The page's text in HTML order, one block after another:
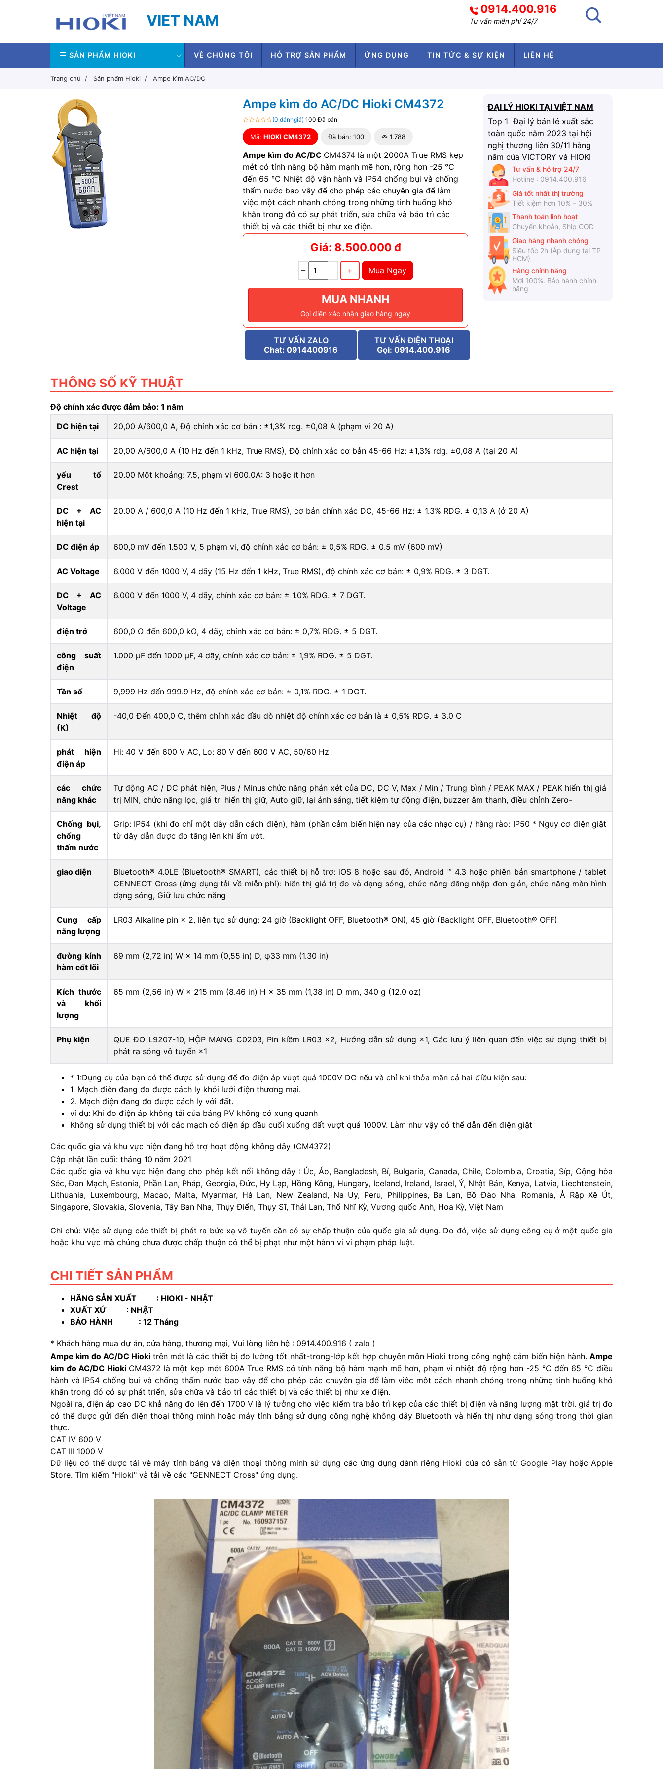
VIET NAM
0914.400.916
Tư vấn miễn phí 24/7
SẢN PHẨM HIOKI VỀ CHÚNG TÔI HỖ TRỢ SẢN PHẨM ỨNG DỤNG TIN TỨC & SỰ KIỆN LIÊN HỆ
Trang chủ Sản phẩm Hioki Ampe kìm AC/DC
Ampe kìm đo AC/DC Hioki CM4372
(0 đánhgiá) 100 Đã bán
Mã: HIOKI CM4372 Đã bán: 100 1.788
Ampe kìm đo AC/DC CM4374 là một 2000A True RMS kẹp
mét có tính năng bộ hàm mạnh mẽ hơn, rộng hơn -25 ℃
đến 65 ℃ Nhiệt độ vận hành và IP54 chống bụi và chống
thấm nước bao vây để cho phép các chuyên gia để làm
việc một cách nhanh chóng trong những tình huống khó
khăn trong đó có sự phát triển, sửa chữa và bảo trì các
thiết bị và các thiết bị như xe điện.
Giá: 8.500.000 đ
Mua Ngay
MUA NHANH
Gọi điện xác nhận giao hàng ngay
TƯ VẤN ZALO
Chat: 0914400916
TƯ VẤN ĐIỆN THOẠI
Gọi: 0914.400.916
ĐẠI LÝ HIOKI TẠI VIỆT NAM
Top 1 Đại lý bán lẻ xuất sắc
toàn quốc năm 2023 tại hội
nghị thương liên 30/11 hàng
năm của VICTORY và HIOKI
Tư vấn & hỗ trợ 24/7
Hotline : 0914.400.916
Giá tốt nhất thị trường
Tiết kiệm hơn 10% – 30%
Thanh toán linh hoạt
Chuyển khoản, Ship COD
Giao hàng nhanh chóng
Siêu tốc 2h (Áp dụng tại TP
HCM)
Hàng chính hãng
Mới 100%. Bảo hành chính
hãng
THÔNG SỐ KỸ THUẬT
Độ chính xác được đảm bảo: 1 năm
DC hiện tại
20,00 A/600,0 A, Độ chính xác cơ bản : ±1,3% rdg. ±0,08 A (phạm vi 20 A)
AC hiện tại 20,00 A/600,0 A (10 Hz đến 1 kHz, True RMS), Độ chính xác cơ bản 45-66 Hz: ±1,3% rdg. ±0,08 A (tại 20 A)
yếu tố
Crest
20.00 Một khoảng: 7.5, phạm vi 600.0A: 3 hoặc ít hơn
DC + AC
hiện tại
20.00 A / 600,0 A (10 Hz đến 1 kHz, True RMS), cơ bản chính xác DC, 45-66 Hz: ± 1.3% RDG. ± 0,13 A (ở 20 A)
DC điện áp 600,0 mV đến 1.500 V, 5 phạm vi, độ chính xác cơ bản: ± 0,5% RDG. ± 0.5 mV (600 mV)
AC Voltage 6.000 V đến 1000 V, 4 dãy (15 Hz đến 1 kHz, True RMS), độ chính xác cơ bản: ± 0,9% RDG. ± 3 DGT.
DC + AC
Voltage
6.000 V đến 1000 V, 4 dãy, chính xác cơ bản: ± 1.0% RDG. ± 7 DGT.
điện trở 600,0 Ω đến 600,0 kΩ, 4 dãy, chính xác cơ bản: ± 0,7% RDG. ± 5 DGT.
công suất
điện
1.000 μF đến 1000 μF, 4 dãy, chính xác cơ bản: ± 1,9% RDG. ± 5 DGT.
Tần số 9,999 Hz đến 999.9 Hz, độ chính xác cơ bản: ± 0,1% RDG. ± 1 DGT.
Nhiệt độ
(K)
-40,0 Đến 400,0 C, thêm chính xác đầu dò nhiệt độ chính xác cơ bản là ± 0,5% RDG. ± 3.0 C
phát hiện
điện áp
Hi: 40 V đến 600 V AC, Lo: 80 V đến 600 V AC, 50/60 Hz
các chức
năng khác
Tự động AC / DC phát hiện, Plus / Minus chức năng phán xét của DC, DC V, Max / Min / Trung bình / PEAK MAX / PEAK hiển thị giá
trị MIN, chức năng lọc, giá trị hiển thị giữ, Auto giữ, lại ánh sáng, tiết kiệm tự động điện, buzzer âm thanh, điều chỉnh Zero-
Chống bụi,
chống
thấm nước
Grip: IP54 (khi đo chỉ một dây dẫn cách điện), hàm (phần cảm biến hiện nay của các nhạc cụ) / hàng rào: IP50 * Nguy cơ điện giật
từ dây dẫn được đo tăng lên khi ẩm ướt.
giao diện
Bluetooth® 4.0LE (Bluetooth® SMART), các thiết bị hỗ trợ: iOS 8 hoặc sau đó, Android ™ 4.3 hoặc phiên bản smartphone / tablet
GENNECT Cross (ứng dụng tải về miễn phí): hiển thị giá trị đo và dạng sóng, chức năng đăng nhập đơn giản, chức năng màn hình
dạng sóng, Giữ lưu chức năng
Cung cấp
năng lượng
LR03 Alkaline pin × 2, liên tục sử dụng: 24 giờ (Backlight OFF, Bluetooth® ON), 45 giờ (Backlight OFF, Bluetooth® OFF)
đường kính
hàm cốt lõi
69 mm (2,72 in) W × 14 mm (0,55 in) D, φ33 mm (1.30 in)
Kích thước
và khối
lượng
65 mm (2,56 in) W × 215 mm (8.46 in) H × 35 mm (1,38 in) D mm, 340 g (12.0 oz)
Phụ kiện
QUE ĐO L9207-10, HỘP MANG C0203, Pin kiềm LR03 ×2, Hướng dẫn sử dụng ×1, Các lưu ý liên quan đến việc sử dụng thiết bị
phát ra sóng vô tuyến ×1
* 1:Dụng cụ của bạn có thể được sử dụng để đo điện áp vượt quá 1000V DC nếu và chỉ khi thỏa mãn cả hai điều kiện sau:
1. Mạch điện đang đo được cách ly khỏi lưới điện thương mại.
2. Mạch điện đang đo được cách ly với đất.
ví dụ: Khi đo điện áp không tải của bảng PV không có xung quanh
Không sử dụng thiết bị với các mạch có điện áp đầu cuối xuống đất vượt quá 1000V. Làm như vậy có thể dẫn đến điện giật
Các quốc gia và khu vực hiện đang hỗ trợ hoạt động không dây (CM4372)
Cập nhật lần cuối: tháng 10 năm 2021
Các quốc gia và khu vực hiện đang cho phép kết nối không dây : Úc, Áo, Bangladesh, Bỉ, Bulgaria, Canada, Chile, Colombia, Croatia, Síp, Cộng hòa
Séc, Đan Mạch, Estonia, Phần Lan, Pháp, Georgia, Đức, Hy Lạp, Hồng Kông, Hungary, Iceland, Ireland, Israel, Ý, Nhật Bản, Kenya, Latvia, Liechtenstein,
Lithuania, Luxembourg, Macao, Malta, Myanmar, Hà Lan, New Zealand, Na Uy, Peru, Philippines, Ba Lan, Bồ Đào Nha, Romania, Ả Rập Xê Út,
Singapore, Slovakia, Slovenia, Tây Ban Nha, Thụy Điển, Thụy Sĩ, Thái Lan, Thổ Nhĩ Kỳ, Vương quốc Anh, Hoa Kỳ, Việt Nam
Ghi chú: Việc sử dụng các thiết bị phát ra bức xạ vô tuyến cần có sự chấp thuận của quốc gia sử dụng. Do đó, việc sử dụng công cụ ở một quốc gia
hoặc khu vực mà chúng chưa được chấp thuận có thể bị phạt như một hành vi vi phạm pháp luật.
CHI TIẾT SẢN PHẨM
HÃNG SẢN XUẤT : HIOKI - NHẬT
XUẤT XỨ : NHẬT
BẢO HÀNH : 12 Tháng
* Khách hàng mua dự án, cửa hàng, thương mại, Vui lòng liên hệ : 0914.400.916 ( zalo )
Ampe kìm đo AC/DC Hioki trên mét là các thiết bị đo lường tốt nhất-trong-lớp kết hợp chuyên môn Hioki trong công nghệ cảm biến hiện hành.Ampe
kìm đo AC/DC Hioki CM4372 là một kẹp mét 600A True RMS có tính năng bộ hàm mạnh mẽ hơn, phạm vi nhiệt độ rộng hơn -25 ℃ đến 65 ℃ điều
hành và IP54 chống bụi và chống thấm nước bao vây để cho phép các chuyên gia để làm việc một cách nhanh chóng trong những tình huống khó
khăn trong đó có sự phát triển, sửa chữa và bảo trì các thiết bị và các thiết bị như xe điện.
Ngoài ra, điện áp cao DC khả năng đo lên đến 1700 V là lý tưởng cho việc kiểm tra bảo trì kẹp của các thiết bị điện và năng lượng mặt trời. giá trị đo
có thể được gửi đến điện thoại thông minh hoặc máy tính bảng sử dụng công nghệ không dây Bluetooth và hiển thị như dạng sóng trong thời gian
thực.
CAT IV 600 V
CAT III 1000 V
Dữ liệu có thể được tải về máy tính bảng và điện thoại thông minh sử dụng các ứng dụng dành riêng Hioki của có sẵn từ Google Play hoặc Apple
Store. Tìm kiếm "Hioki" và tải về các "GENNECT Cross" ứng dụng.